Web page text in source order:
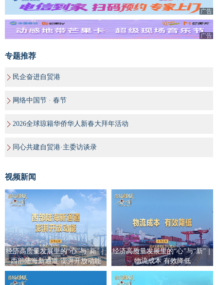
广告
广告
专题推荐
民企奋进自贸港
网络中国节 · 春节
2026全球琼籍华侨华人新春大拜年活动
同心共建自贸港·主委访谈录
视频新闻
经济高质量发展里的“心”与“新”｜
西部陆海新通道 澎湃开放动能
经济高质量发展里的“心”与“新”｜
物流成本 有效降低